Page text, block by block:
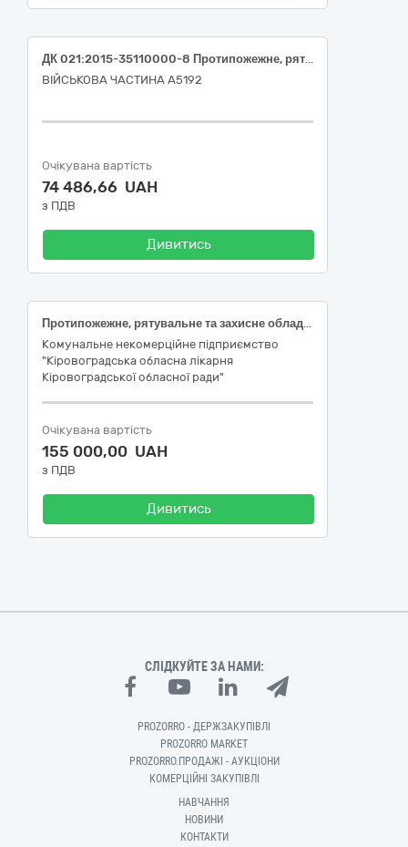
ДК 021:2015-35110000-8 Протипожежне, рятувальне та захисне обладнання
ВІЙСЬКОВА ЧАСТИНА А5192
Очікувана вартість
74 486,66 UAH
з ПДВ
Дивитись
Протипожежне, рятувальне та захисне обладнання (Екран віконний рентгенозахисний)
Комунальне некомерційне підприємство
"Кіровоградська обласна лікарня
Кіровоградської обласної ради"
Очікувана вартість
155 000,00 UAH
з ПДВ
Дивитись
СЛІДКУЙТЕ ЗА НАМИ:
PROZORRO - ДЕРЖЗАКУПІВЛІ
PROZORRO MARKET
PROZORRO.ПРОДАЖІ - АУКЦІОНИ
КОМЕРЦІЙНІ ЗАКУПІВЛІ
НАВЧАННЯ
НОВИНИ
КОНТАКТИ